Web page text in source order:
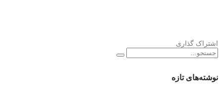
اشتراک گذاری
نوشته‌های تازه